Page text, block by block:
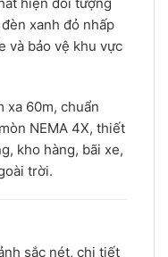
xanh đỏ nhấp
và bảo vệ khu vực
xa 60m, chuẩn
NEMA 4X, thiết
kho hàng, bãi xe,
trời.
sắc nét, chi tiết